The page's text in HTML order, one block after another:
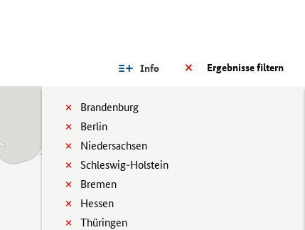
Ergebnisse filtern
Info
Brandenburg
Berlin
Niedersachsen
Schleswig-Holstein
Bremen
Hessen
Thüringen